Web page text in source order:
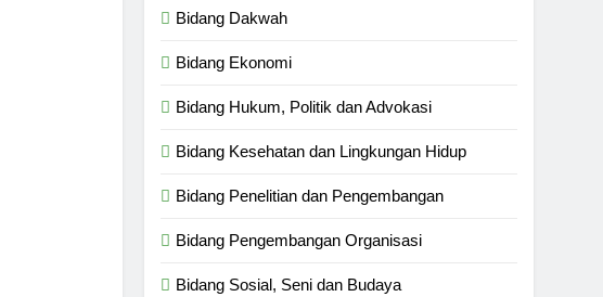
Bidang Dakwah
Bidang Ekonomi
Bidang Hukum, Politik dan Advokasi
Bidang Kesehatan dan Lingkungan Hidup
Bidang Penelitian dan Pengembangan
Bidang Pengembangan Organisasi
Bidang Sosial, Seni dan Budaya